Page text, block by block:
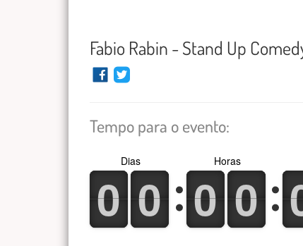
Fabio Rabin - Stand Up
Tempo para o evento:
0
0
1
1 0
0
1
1
Dias
0
0
1
1 0
0
1
1
Horas